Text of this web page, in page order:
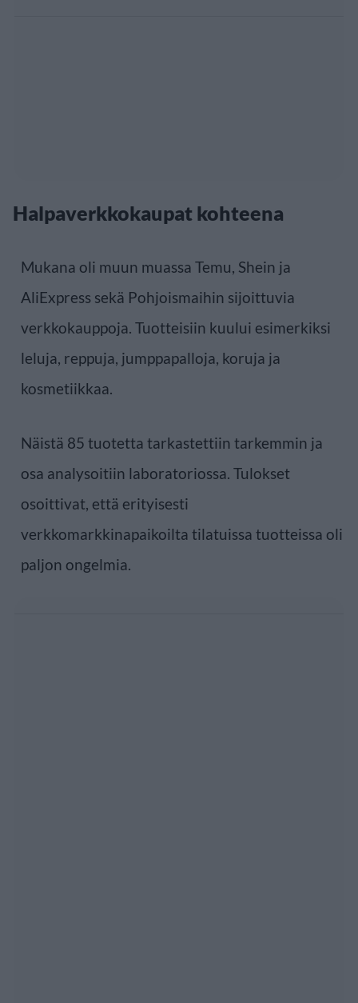
Halpaverkkokaupat kohteena
Mukana oli muun muassa Temu, Shein ja
AliExpress sekä Pohjoismaihin sijoittuvia
verkkokauppoja. Tuotteisiin kuului esimerkiksi
leluja, reppuja, jumppapalloja, koruja ja
kosmetiikkaa.
Näistä 85 tuotetta tarkastettiin tarkemmin ja
osa analysoitiin laboratoriossa. Tulokset
osoittivat, että erityisesti
verkkomarkkinapaikoilta tilatuissa tuotteissa oli
paljon ongelmia.